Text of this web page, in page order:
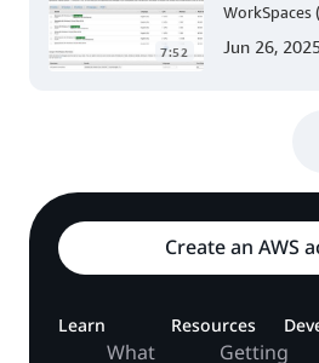
7:52
WorkSpaces
Jun 26,
Create an AWS
Learn
What
Resources
Getting